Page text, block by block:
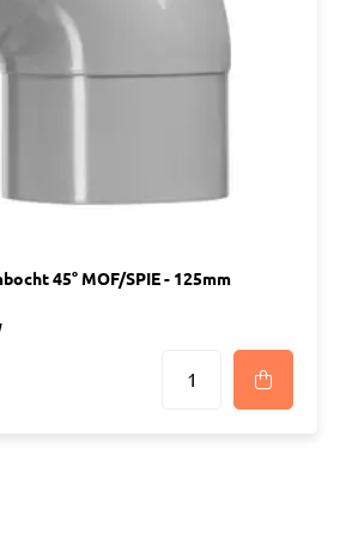
45° MOF/SPIE - 125mm